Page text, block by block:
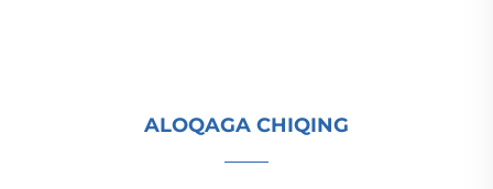
ALOQAGA CHIQING